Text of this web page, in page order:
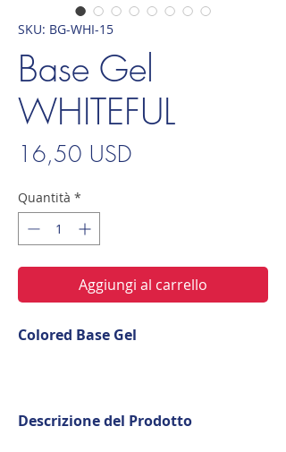
SKU: BG-WHI-15
Base Gel
WHITEFUL
16,50 USDPrezzo
Quantità *
Aggiungi al carrello
Colored Base Gel
Descrizione del Prodotto